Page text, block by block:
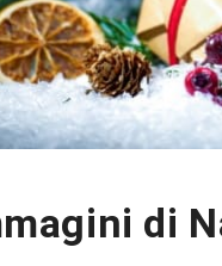
di